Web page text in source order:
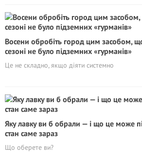
Восени обробіть город цим засобом,
сезоні не було підземних «гурманів»
Це не складно, якщо діяти системно
Яку лавку ви б обрали — і що це може
стан саме зараз
Що оберете ви?